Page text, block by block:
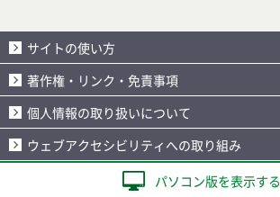
サイトの使い方
著作権・リンク・免責事項
個人情報の取り扱いについて
ウェブアクセシビリティへの取り組み
パソコン版を表示する